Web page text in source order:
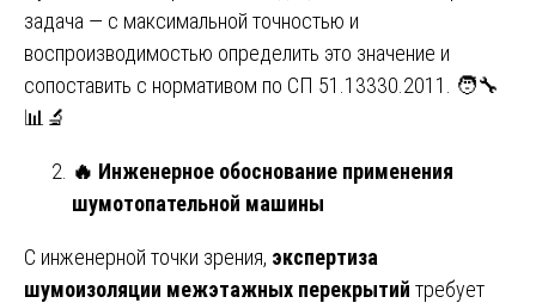
задача — с максимальной точностью и
воспроизводимостью определить это значение и
сопоставить с нормативом по СП 51.13330.2011. 🧑‍🔧
📊🔬
🔥 Инженерное обоснование применения
шумотопательной машины
С инженерной точки зрения, экспертиза
шумоизоляции межэтажных перекрытий требует